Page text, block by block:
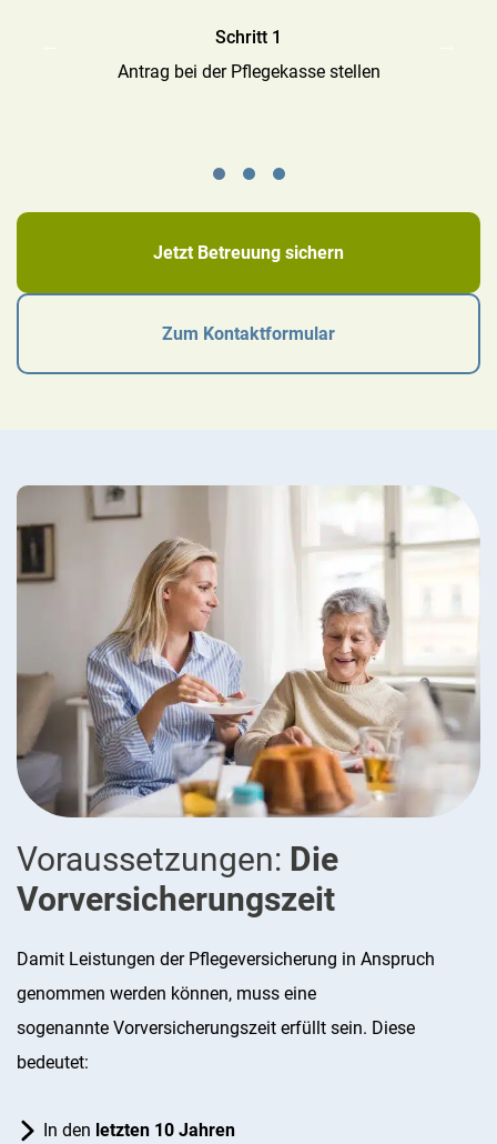
Schritt 1
Antrag bei der Pflegekasse stellen
Schritt 2
Begutachtung durch den Medizinischen Dienst (MD) oder
Schritt 3
Entscheidung über den Pflegegrad
Jetzt Betreuung sichern
Zum Kontaktformular
Voraussetzungen: Die
Vorversicherungszeit
Damit Leistungen der Pflegeversicherung in Anspruch
genommen werden können, muss eine
sogenannte Vorversicherungszeit erfüllt sein. Diese
bedeutet:
In den letzten 10 Jahren